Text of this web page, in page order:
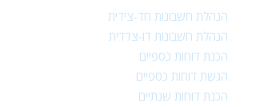
הנהלת חשבונות חד-צידית
הנהלת חשבונות דו-צדדית
הכנת דוחות כספיים
הגשת דוחות כספיים
הכנת דוחות שנתיים